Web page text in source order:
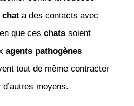
chata des contacts avec
que ces chatssoient
agents pathogènes
tout de même contracter
moyens.